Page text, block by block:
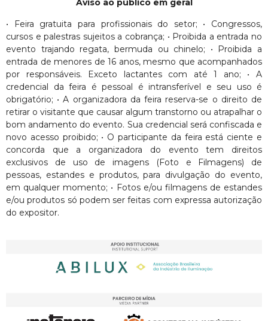
Aviso ao público em geral
• Feira gratuita para profissionais do setor; • Congressos,
cursos e palestras sujeitos a cobrança; • Proibida a entrada no
evento trajando regata, bermuda ou chinelo; • Proibida a
entrada de menores de 16 anos, mesmo que acompanhados
por responsáveis. Exceto lactantes com até 1 ano; • A
credencial da feira é pessoal é intransferível e seu uso é
obrigatório; • A organizadora da feira reserva-se o direito de
retirar o visitante que causar algum transtorno ou atrapalhar o
bom andamento do evento. Sua credencial será confiscada e
novo acesso proibido; • O participante da feira está ciente e
concorda que a organizadora do evento tem direitos
exclusivos de uso de imagens (Foto e Filmagens) de
pessoas, estandes e produtos, para divulgação do evento,
em qualquer momento; • Fotos e/ou filmagens de estandes
e/ou produtos só podem ser feitas com expressa autorização
do expositor.